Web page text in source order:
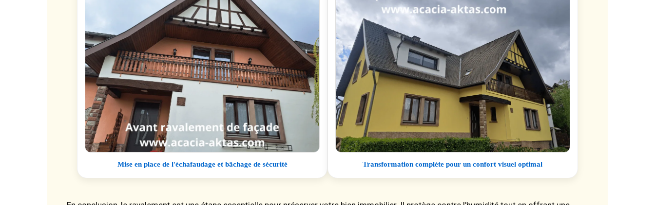
Mise en place de l'échafaudage et bâchage de sécurité Transformation complète pour un confort visuel optimal